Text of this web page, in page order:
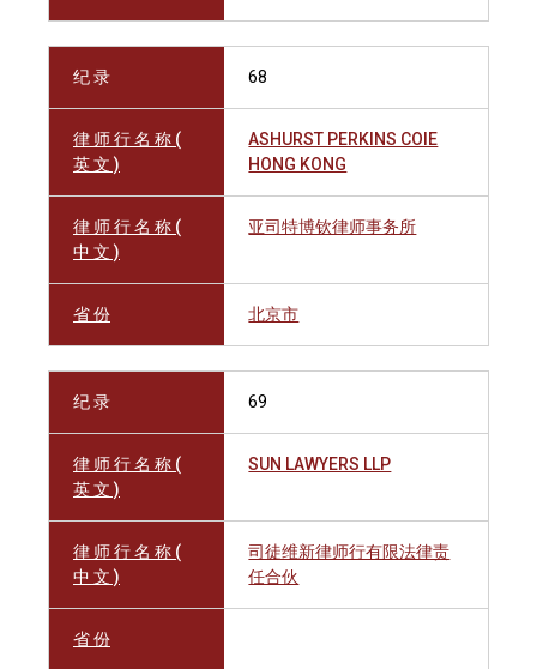
纪 录 68
律 师 行 名 称 (
英 文 )
ASHURST PERKINS COIE
HONG KONG
律 师 行 名 称 (
中 文 )
亚司特博钦律师事务所
省 份 北京市
纪 录 69
律 师 行 名 称 (
英 文 )
SUN LAWYERS LLP
律 师 行 名 称 (
中 文 )
司徒维新律师行有限法律责
任合伙
省 份